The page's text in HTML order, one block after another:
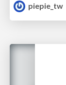
piepie_tw